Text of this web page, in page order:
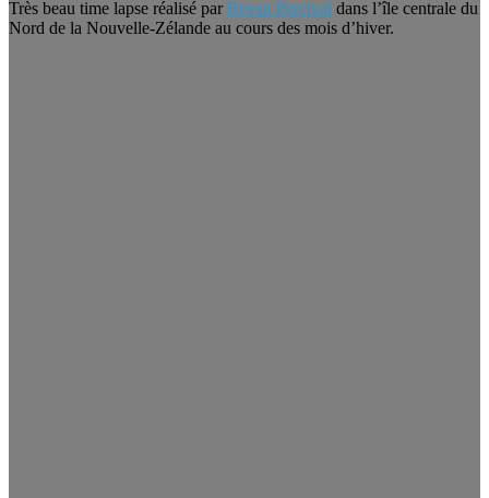
Très beau time lapse réalisé parBevan Percival dans l’île centrale du
Nord de la Nouvelle-Zélande au cours des mois d’hiver.